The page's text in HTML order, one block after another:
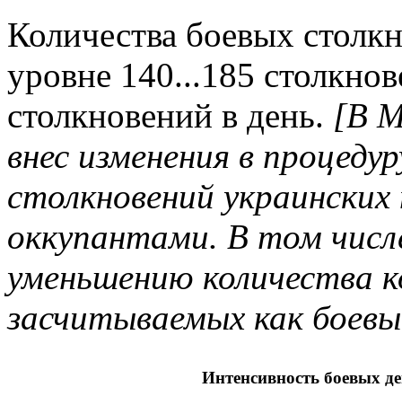
Количества боевых
уровне 140...185
столкновений в день. [В
внес изменения в
столкновений
оккупантами. В том
уменьшению
засчитываемых как
Интенсивность боевых